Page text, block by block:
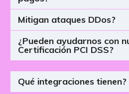
Mitigan ataques DDos?
¿Pueden ayudarnos con
Certificación PCI DSS?
Qué integraciones tienen?